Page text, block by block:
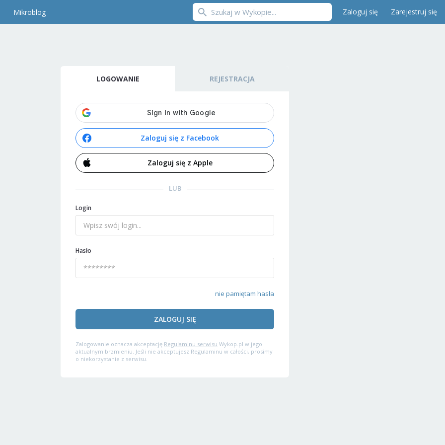
Mikroblog Zaloguj się Zarejestruj się
LOGOWANIE REJESTRACJA
Zaloguj się z Facebook
Zaloguj się z Apple
LUB
Login
Hasło
nie pamiętam hasła
ZALOGUJ SIĘ
Zalogowanie oznacza akceptację Regulaminu serwisu Wykop.pl w jego
aktualnym brzmieniu. Jeśli nie akceptujesz Regulaminu w całości, prosimy
o niekorzystanie z serwisu.